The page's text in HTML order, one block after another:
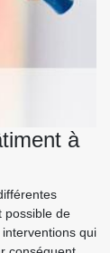
à
possible de
qui